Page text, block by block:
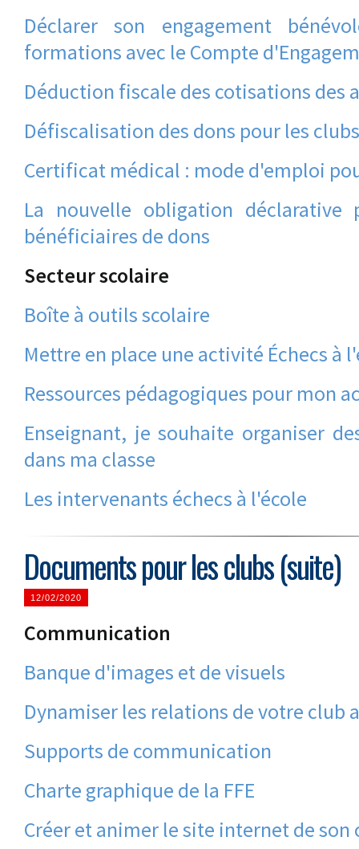
Déclarer son engagement
formations avec le Compte
Déduction fiscale des cotisations des
Défiscalisation des dons pour les clubs
Certificat médical : mode d'emploi
La nouvelle obligation déclarative
bénéficiaires de dons
Secteur scolaire
Boîte à outils scolaire
Mettre en place une activité Échecs à
Ressources pédagogiques pour mon
Enseignant, je souhaite organiser
dans ma classe
Les intervenants échecs à l'école
Documents pour les clubs (suite)
12/02/2020
Communication
Banque d'images et de visuels
Dynamiser les relations de votre club
Supports de communication
Charte graphique de la FFE
Créer et animer le site internet de son